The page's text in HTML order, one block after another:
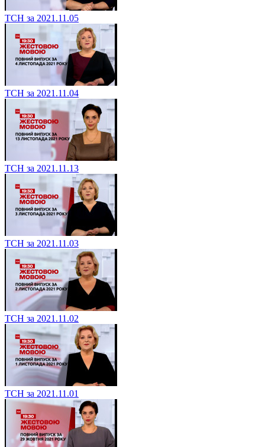
ТСН за 2021.11.05
ТСН за 2021.11.04
ТСН за 2021.11.13
ТСН за 2021.11.03
ТСН за 2021.11.02
ТСН за 2021.11.01